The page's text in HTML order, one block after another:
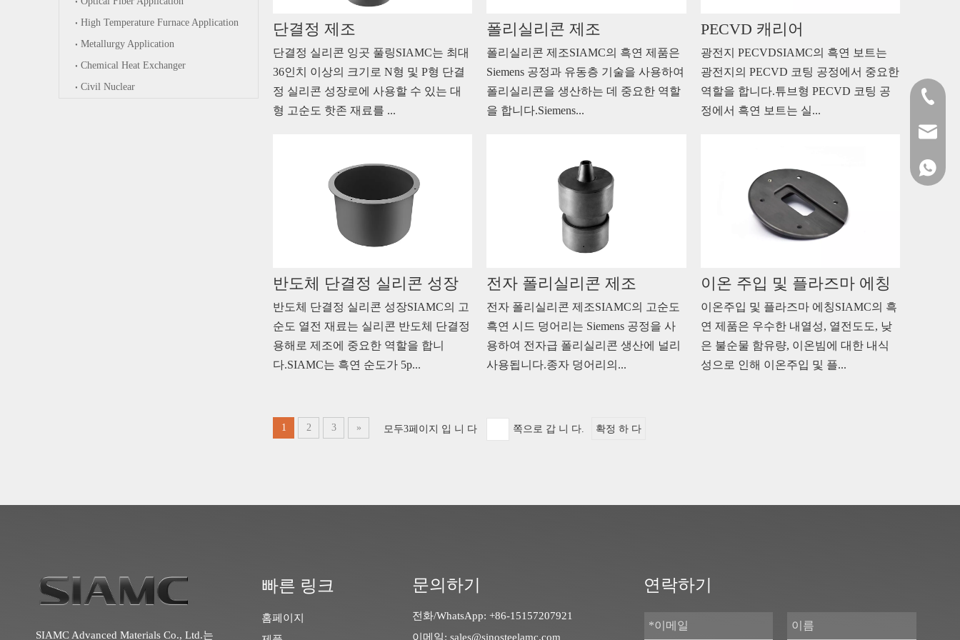
High Temperature Furnace Application
Metallurgy Application
Chemical Heat Exchanger
Civil Nuclear
단결정 제조
단결정 실리콘 잉곳 풀링SIAMC는 최대
36인치 이상의 크기로 N형 및 P형 단결
정 실리콘 성장로에 사용할 수 있는 대
형 고순도 핫존 재료를 ...
폴리실리콘 제조
폴리실리콘 제조SIAMC의 흑연 제품은
Siemens 공정과 유동층 기술을 사용하여
폴리실리콘을 생산하는 데 중요한 역할
을 합니다.Siemens...
PECVD 캐리어
광전지 PECVDSIAMC의 흑연 보트는
광전지의 PECVD 코팅 공정에서 중요한
역할을 합니다.튜브형 PECVD 코팅 공
정에서 흑연 보트는 실...
반도체 단결정 실리콘 성장
반도체 단결정 실리콘 성장SIAMC의 고
순도 열전 재료는 실리콘 반도체 단결정
용해로 제조에 중요한 역할을 합니
다.SIAMC는 흑연 순도가 5p...
전자 폴리실리콘 제조
전자 폴리실리콘 제조SIAMC의 고순도
흑연 시드 덩어리는 Siemens 공정을 사
용하여 전자급 폴리실리콘 생산에 널리
사용됩니다.종자 덩어리의...
이온 주입 및 플라즈마 에칭
이온주입 및 플라즈마 에칭SIAMC의 흑
연 제품은 우수한 내열성, 열전도도, 낮
은 불순물 함유량, 이온빔에 대한 내식
성으로 인해 이온주입 및 플...
1 2 3 » 모두3페이지 입 니 다 쪽으로 갑 니 다. 확정 하 다
SIAMC Advanced Materials Co., Ltd.는
0572-
빠른 링크
홈페이지
문의하기
전화/WhatsApp: +86-15157207921
이메일: sales@sinosteelamc.com
연락하기